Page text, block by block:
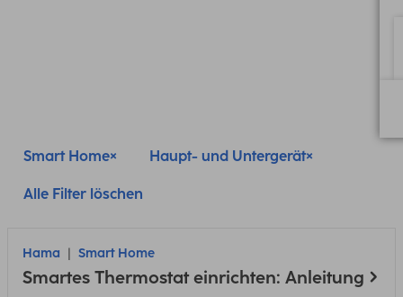
Smart Home Haupt- und Untergerät
Alle Filter löschen
Hama Smart Home
Smartes Thermostat einrichten: Anleitung